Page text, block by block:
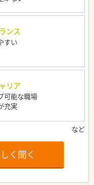
ンス
すい
リア
可能な職場
充実
く聞く